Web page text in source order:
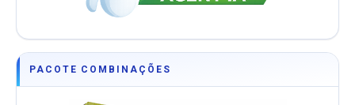
PACOTE COMBINAÇÕES